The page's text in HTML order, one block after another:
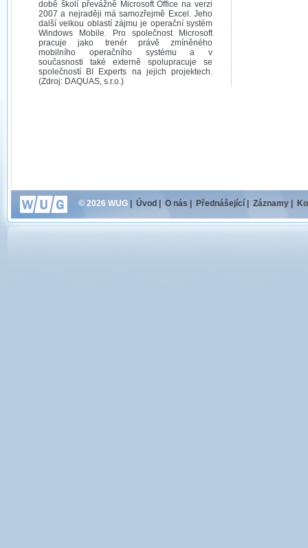
době školí převážně Microsoft Office na verzi
2007 a nejraději má samozřejmě Excel. Jeho
další velkou oblastí zájmu je operační systém
Windows Mobile. Pro společnost Microsoft
pracuje jako trenér právě zmíněného
mobilního operačního systému a v
současnosti také externě spolupracuje se
společností BI Experts na jejich projektech.
(Zdroj: DAQUAS, s.r.o.)
© 2026 WUG Úvod O nás Přednášející Záznamy